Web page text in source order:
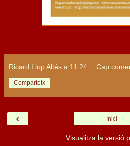
Ricard Llop Altés a 11:24 Cap
Comparteix
‹ Inici
Visualitza la versió